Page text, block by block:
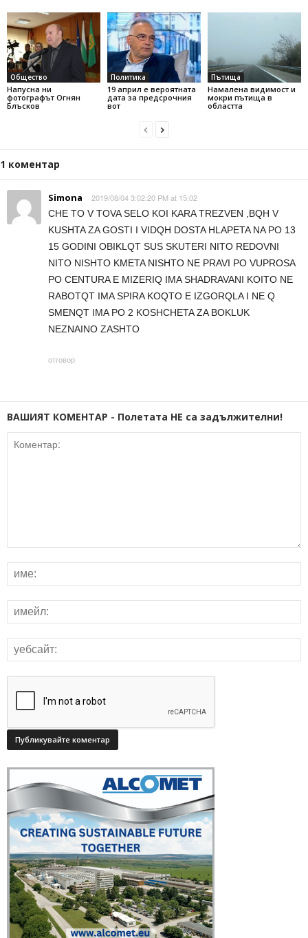
Общество
Напусна ни
фотографът Огнян
Блъсков
Политика
19 април е вероятната
дата за предсрочния
вот
Пътища
Намалена видимост и
мокри пътища в
областта
1 коментар
Simona
2019/08/04 3:02:20 PM at 15:02
CHE TO V TOVA SELO KOI KARA TREZVEN ,BQH V
KUSHTA ZA GOSTI I VIDQH DOSTA HLAPETA NA PO 13
15 GODINI OBIKLQT SUS SKUTERI NITO REDOVNI
NITO NISHTO KMETA NISHTO NE PRAVI PO VUPROSA
PO CENTURA E MIZERIQ IMA SHADRAVANI KOITO NE
RABOTQT IMA SPIRA KOQTO E IZGORQLA I NE Q
SMENQT IMA PO 2 KOSHCHETA ZA BOKLUK
NEZNAINO ZASHTO
отговор
ВАШИЯТ КОМЕНТАР - Полетата НЕ са задължителни!